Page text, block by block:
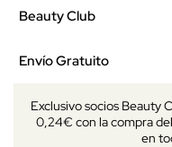
Beauty Club
Envío Gratuito
Exclusivo socios Beauty
0,24€ con la compra
en